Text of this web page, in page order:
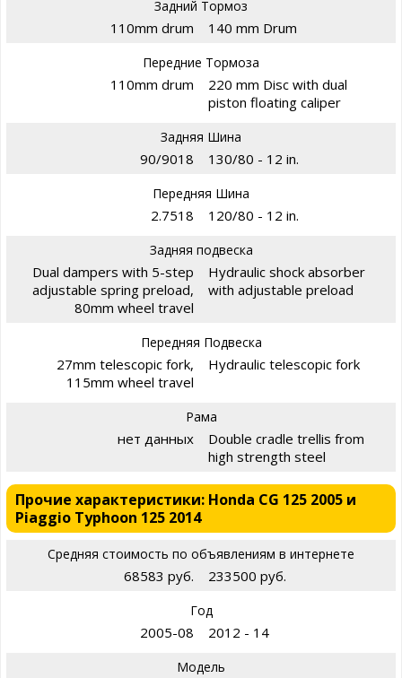
Задний Тормоз
110mm drum 140 mm Drum
Передние Тормоза
110mm drum
220 mm Disc with dual
piston floating caliper
Задняя Шина
90/9018 130/80 - 12 in.
Передняя Шина
2.7518 120/80 - 12 in.
Задняя подвеска
Dual dampers with 5-step
adjustable spring preload,
80mm wheel travel
Hydraulic shock absorber
with adjustable preload
Передняя Подвеска
27mm telescopic fork,
115mm wheel travel
Hydraulic telescopic fork
Рама
нет данных
Double cradle trellis from
high strength steel
Прочие характеристики: Honda CG 125 2005 и
Piaggio Typhoon 125 2014
Средняя стоимость по объявлениям в интернете
68583 руб. 233500 руб.
Год
2005-08 2012 - 14
Модель